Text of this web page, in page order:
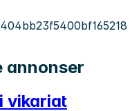
annonser
vikariat